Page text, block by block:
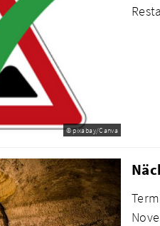
© pixabay/Canva